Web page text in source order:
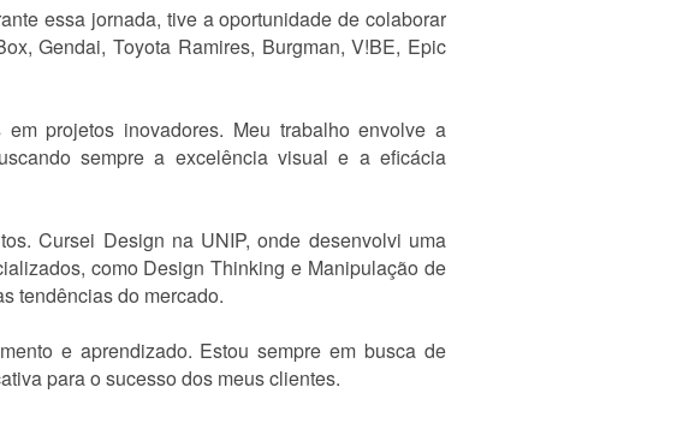
essa jornada, tive a oportunidade de colaborar
Gendai, Toyota Ramires, Burgman, V!BE, Epic
projetos inovadores. Meu trabalho envolve a
sempre a excelência visual e a eficácia
Cursei Design na UNIP, onde desenvolvi uma
como Design Thinking e Manipulação de
tendências do mercado.
e aprendizado. Estou sempre em busca de
para o sucesso dos meus clientes.